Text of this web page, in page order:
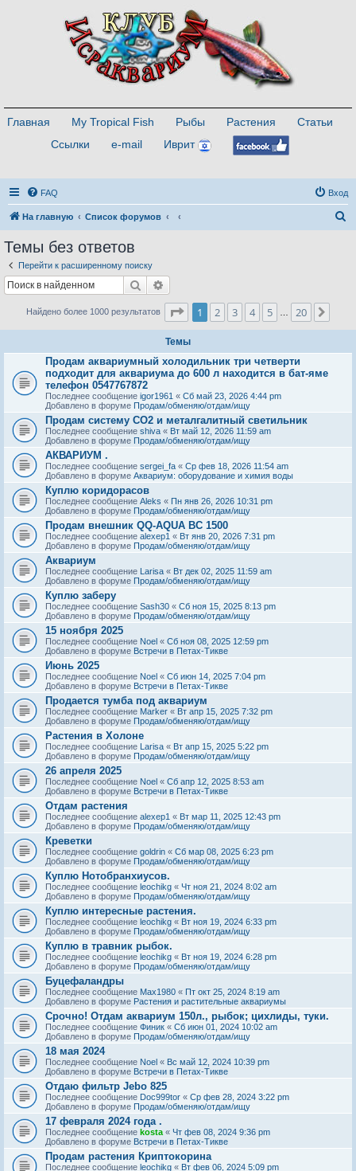
Главная My Tropical Fish Рыбы Растения
Статьи
Ссылки
e-mail Иврит
FAQ Вход
На главную Список форумов
Темы без ответов
Перейти к расширенному поиску
Поиск
Найдено более 1000 результатов Страница1 из
1 2 3 4 5 20
Темы
Продам аквариумный холодильник три четверти
подходит для аквариума до 600 л находится в бат-яме
телефон 0547767872
Последнее сообщение igor1961 « Сб май 23, 2026 4:44 pm
Добавлено в форуме Продам/обменяю/отдам/ищу
Продам систему СО2 и металгалитный светильник
Последнее сообщение shiva « Вт май 12, 2026 11:59 am
Добавлено в форуме Продам/обменяю/отдам/ищу
АКВАРИУМ .
Последнее сообщение sergei_fa « Ср фев 18, 2026 11:54 am
Добавлено в форуме Аквариум: оборудование и химия воды
Куплю коридорасов
Последнее сообщение Aleks « Пн янв 26, 2026 10:31 pm
Добавлено в форуме Продам/обменяю/отдам/ищу
Продам внешник QQ-AQUA BC 1500
Последнее сообщение alexep1 « Вт янв 20, 2026 7:31 pm
Добавлено в форуме Продам/обменяю/отдам/ищу
Аквариум
Последнее сообщение Larisa « Вт дек 02, 2025 11:59 am
Добавлено в форуме Продам/обменяю/отдам/ищу
Куплю заберу
Последнее сообщение Sash30 « Сб ноя 15, 2025 8:13 pm
Добавлено в форуме Продам/обменяю/отдам/ищу
15 ноября 2025
Последнее сообщение Noel « Сб ноя 08, 2025 12:59 pm
Добавлено в форуме Встречи в Петах-Тикве
Июнь 2025
Последнее сообщение Noel « Сб июн 14, 2025 7:04 pm
Добавлено в форуме Встречи в Петах-Тикве
Продается тумба под аквариум
Последнее сообщение Marker « Вт апр 15, 2025 7:32 pm
Добавлено в форуме Продам/обменяю/отдам/ищу
Растения в Холоне
Последнее сообщение Larisa « Вт апр 15, 2025 5:22 pm
Добавлено в форуме Продам/обменяю/отдам/ищу
26 апреля 2025
Последнее сообщение Noel « Сб апр 12, 2025 8:53 am
Добавлено в форуме Встречи в Петах-Тикве
Отдам растения
Последнее сообщение alexep1 « Вт мар 11, 2025 12:43 pm
Добавлено в форуме Продам/обменяю/отдам/ищу
Креветки
Последнее сообщение goldrin « Сб мар 08, 2025 6:23 pm
Добавлено в форуме Продам/обменяю/отдам/ищу
Куплю Нотобранхиусов.
Последнее сообщение leochikg « Чт ноя 21, 2024 8:02 am
Добавлено в форуме Продам/обменяю/отдам/ищу
Куплю интересные растения.
Последнее сообщение leochikg « Вт ноя 19, 2024 6:33 pm
Добавлено в форуме Продам/обменяю/отдам/ищу
Куплю в травник рыбок.
Последнее сообщение leochikg « Вт ноя 19, 2024 6:28 pm
Добавлено в форуме Продам/обменяю/отдам/ищу
Буцефаландры
Последнее сообщение Max1980 « Пт окт 25, 2024 8:19 am
Добавлено в форуме Растения и растительные аквариумы
Срочно! Отдам аквариум 150л., рыбок; цихлиды, туки.
Последнее сообщение Финик « Сб июн 01, 2024 10:02 am
Добавлено в форуме Продам/обменяю/отдам/ищу
18 мая 2024
Последнее сообщение Noel « Вс май 12, 2024 10:39 pm
Добавлено в форуме Встречи в Петах-Тикве
Отдаю фильтр Jebo 825
Последнее сообщение Doc999tor « Ср фев 28, 2024 3:22 pm
Добавлено в форуме Продам/обменяю/отдам/ищу
17 февраля 2024 года .
Последнее сообщение kosta « Чт фев 08, 2024 9:36 pm
Добавлено в форуме Встречи в Петах-Тикве
Продам растения Криптокорина
Последнее сообщение leochikg « Вт фев 06, 2024 5:09 pm